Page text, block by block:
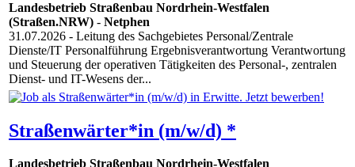
Landesbetrieb Straßenbau Nordrhein-Westfalen
(Straßen.NRW) - Netphen
31.07.2026 - Leitung des Sachgebietes Personal/Zentrale
Dienste/IT Personalführung Ergebnisverantwortung Verantwortung
und Steuerung der operativen Tätigkeiten des Personal-, zentralen
Dienst- und IT-Wesens der...
Straßenwärter*in (m/w/d) *
Landesbetrieb Straßenbau Nordrhein-Westfalen